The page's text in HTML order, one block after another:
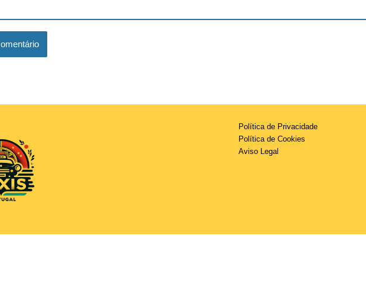
Política de Privacidade
Política de Cookies
Aviso Legal